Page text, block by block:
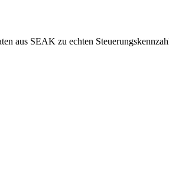
aus SEAK zu echten